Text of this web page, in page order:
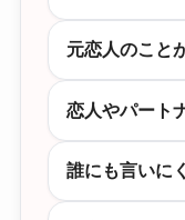
元恋人のこと
恋人やパート
誰にも言いに